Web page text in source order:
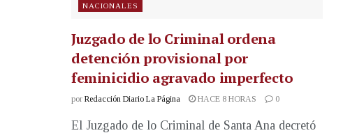
NACIONALES
Juzgado de lo Criminal ordena
detención provisional por
feminicidio agravado imperfecto
por Redacción Diario La Página HACE 8 HORAS 0
El Juzgado de lo Criminal de Santa Ana decretó